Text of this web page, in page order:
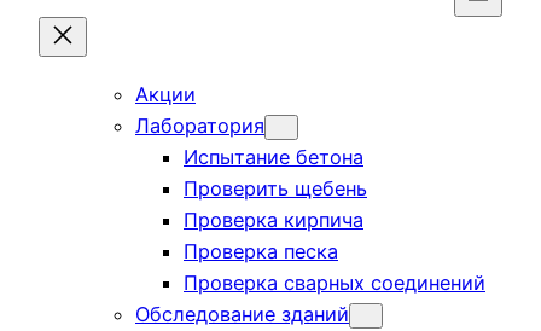
Акции
Лаборатория
Испытание бетона
Проверить щебень
Проверка кирпича
Проверка песка
Проверка сварных соединений
Обследование зданий